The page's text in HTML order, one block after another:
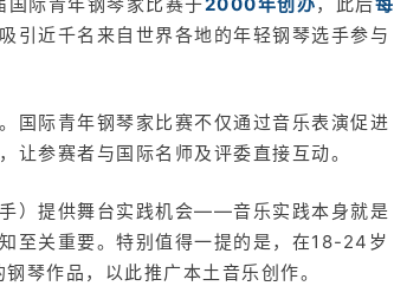
引近千名来自世界各地的年轻钢琴选手参与
。国际青年钢琴家比赛不仅通过音乐表演促进
参赛者与国际名师及评委直接互动。
）提供舞台实践机会——音乐实践本身就是
至关重要。特别值得一提的是，在18-24岁
琴作品，以此推广本土音乐创作。